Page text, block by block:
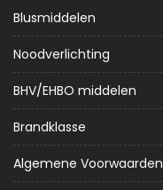
Blusmiddelen
Noodverlichting
BHV/EHBO middelen
Brandklasse
Algemene Voorwaarden